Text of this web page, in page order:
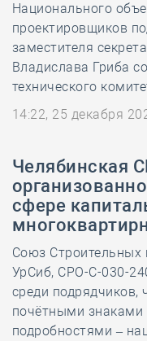
Национального
проектировщиков
заместителя
Владислава Гриба
технического
14:22, 25 декабря
Челябинская
сфере
Союз
УрСиб, СРО-С-030-
среди подрядчиков,
почётными знаками
подробностями –